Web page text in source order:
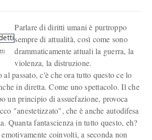
Parlare di diritti umani è purtroppo
sempre di attualità, così come sono
drammaticamente attuali la guerra, la
violenza, la distruzione.
passato, c'è che ora tutto questo ce lo
in diretta. Come uno spettacolo. Il che
un principio di assuefazione, provoca
"anestetizzato", che è anche autodifesa
Quanta fantascienza in tutto questo, eh?
coinvolti, a seconda non